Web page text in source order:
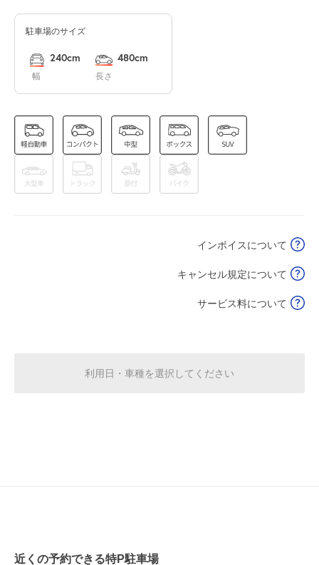
8月13日 (木)
8月14日 (金) ¥620
空き1
8月15日 (土)
8:00～17:00
¥620
8:00～17:00
空き1
駐車場のサイズ
幅
240cm
長さ
480cm
インボイスについて
キャンセル規定について
サービス料について
利用日・車種を選択してください
近くの予約できる特P駐車場